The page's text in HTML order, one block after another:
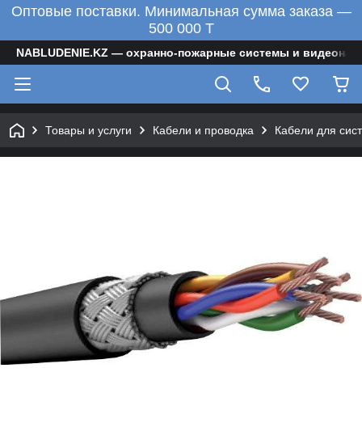
Оптовые поставки. Минимальная сумма заказа —
500 000 T
NABLUDENIE.KZ — охранно-пожарные системы и
Товары и услуги Кабели и проводка Кабели для